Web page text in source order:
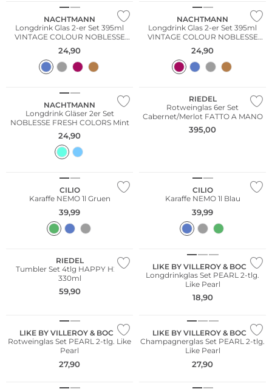
NACHTMANN
Longdrink Glas 2-er Set 395ml
VINTAGE COLOUR NOBLESSE
Blue
24,90
NACHTMANN
Longdrink Glas 2-er Set 395ml
VINTAGE COLOUR NOBLESSE
Berry
24,90
NACHTMANN
Longdrink Gläser 2er Set
NOBLESSE FRESH COLORS Mint
24,90
RIEDEL
Rotweinglas 6er Set
Cabernet/Merlot FATTO A MANO
395,00
CILIO
Karaffe NEMO 1l Gruen
39,99
CILIO
Karaffe NEMO 1l Blau
39,99
RIEDEL
Tumbler Set 4tlg HAPPY H2O
330ml
59,90
LIKE BY VILLEROY & BOCH
Longdrinkglas Set PEARL 2-tlg.
Like Pearl
18,90
LIKE BY VILLEROY & BOCH
Rotweinglas Set PEARL 2-tlg. Like
Pearl
27,90
LIKE BY VILLEROY & BOCH
Champagnerglas Set PEARL 2-tlg.
Like Pearl
27,90